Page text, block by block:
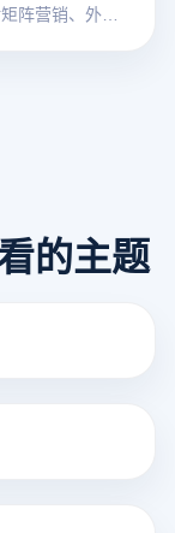
阵营销、外贸
的主题